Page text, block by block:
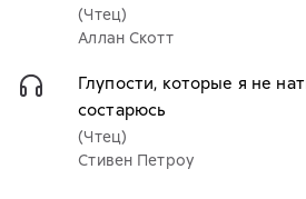
(Чтец)
Аллан Скотт
Глупости, которые я не
состарюсь
(Чтец)
Стивен Петроу